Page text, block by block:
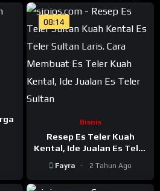
08:14
Bisnis
Resep Es Teler Kuah
Kental, Ide Jualan Es Teler
Laris
Fayra 2 Tahun Ago